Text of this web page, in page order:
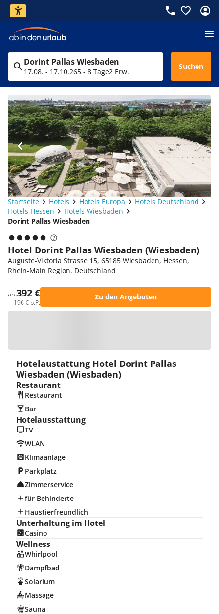
Dorint Pallas Wiesbaden
17.08. - 17.10.265 - 8 Tage2 Erw.
Suchen
Startseite Hotels Hotels Europa
Hotels Deutschland
Hotels Hessen
Hotels Wiesbaden
Dorint Pallas Wiesbaden
Hotel Dorint Pallas Wiesbaden (Wiesbaden)
Auguste-Viktoria Strasse 15, 65185 Wiesbaden, Hessen,
Rhein-Main Region, Deutschland
ab392 €
196 € p.P.
Zu den Angeboten
Hotelaustattung Hotel Dorint Pallas
Wiesbaden (Wiesbaden)
Restaurant
Restaurant
Bar
Hotelausstattung
TV
WLAN
Klimaanlage
Parkplatz
Zimmerservice
für Behinderte
Haustierfreundlich
Unterhaltung im Hotel
Casino
Wellness
Whirlpool
Dampfbad
Solarium
Massage
Sauna